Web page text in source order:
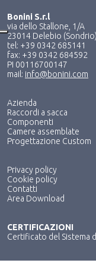
Bonini S.r.l
via dello Stallone, 1/A
23014 Delebio (Sondrio)
tel: +39 0342 685141
fax: +39 0342 684592
PI 00116700147
mail: info@bonini.com
Azienda
Raccordi a sacca
Componenti
Camere assemblate
Progettazione Custom
Privacy policy
Cookie policy
Contatti
Area Download
CERTIFICAZIONI
Certificato del Sistema